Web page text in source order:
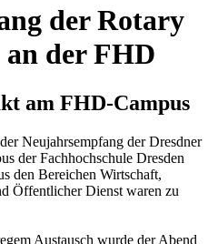
der Rotary
an der FHD
am FHD-Campus
Neujahrsempfang der Dresdner
der Fachhochschule Dresden
den Bereichen Wirtschaft,
Öffentlicher Dienst waren zu
Austausch wurde der Abend